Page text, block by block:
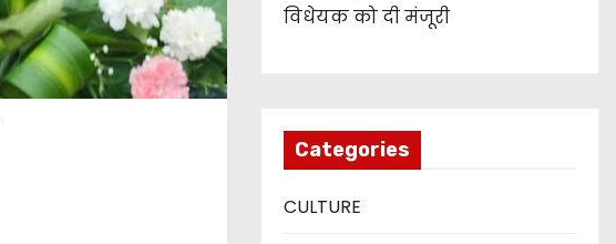
विधेयक को दी मंजूरी
Categories
CULTURE